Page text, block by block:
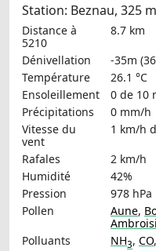
Station: Beznau, 325
Distance à
5210
8.7 km
Dénivellation
-35m
Température
26.1 °C
Ensoleillement
0 de 10
Précipitations
0 mm/h
Vitesse du
vent
1 km/h
Rafales
2 km/h
Humidité
42%
Pression
978 hPa
Pollen
Aune,
Polluants
NH3, CO,